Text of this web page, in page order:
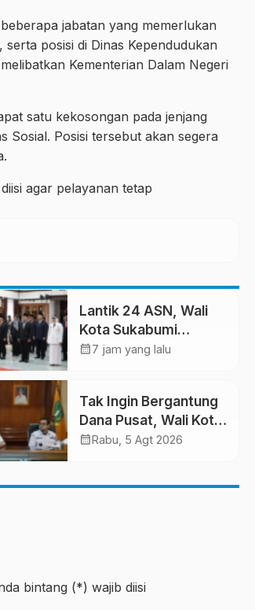
jabatan yang memerlukan
posisi di Dinas Kependudukan
Kementerian Dalam Negeri
satu kekosongan pada jenjang
Sosial. Posisi tersebut akan segera
agar pelayanan tetap
Lantik 24 ASN, Wali
Kota Sukabumi
Dorong Birokrasi
Digital
calendar_month7 jam yang lalu
Tak Ingin Bergantung
Dana Pusat, Wali Kota
Minta OPD Benahi
calendar_monthRabu, 5 Agt 2026
bintang (*) wajib diisi